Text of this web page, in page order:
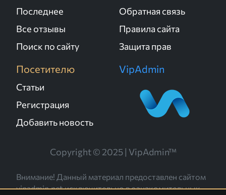
Последнее
Все отзывы
Поиск по сайту
Обратная связь
Правила сайта
Защита прав
Посетителю
Статьи
Регистрация
Добавить новость
VipAdmin
Copyright © 2025 | VipAdmin™
Внимание! Данный материал предоставлен сайтом
vipadmin.net исключительно в ознакомительных